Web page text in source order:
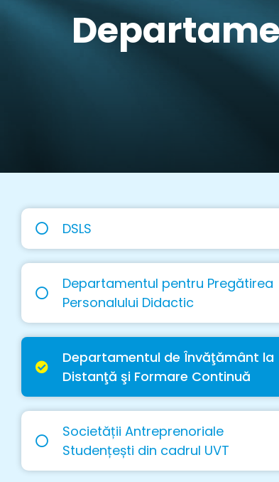
DSLS
Departamentul pentru Pregătirea
Personalului Didactic
Departamentul de Învăţământ la
Distanţă şi Formare Continuă
Societății Antreprenoriale
Studențești din cadrul UVT